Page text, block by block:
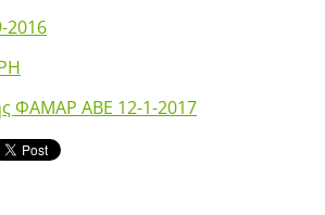
ΦΑΜΑΡ ABE 12-1-2017